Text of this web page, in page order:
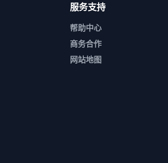
服务支持
帮助中心
商务合作
网站地图